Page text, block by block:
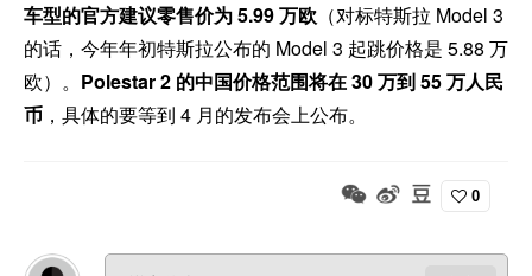
车型的官方建议零售价为 5.99 万欧 （对标特斯拉 Model 3
的话，今年年初特斯拉公布的 Model 3 起跳价格是 5.88 万
欧）。 Polestar 2 的中国价格范围将在 30 万到 55 万人民
币 ，具体的要等到 4 月的发布会上公布。
0